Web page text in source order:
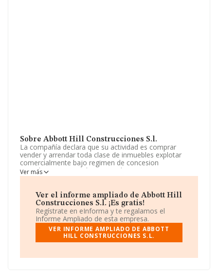
Sobre Abbott Hill Construcciones S.l.
La compañía declara que su actividad es comprar
vender y arrendar toda clase de inmuebles explotar
comercialmente bajo regimen de concesion
arrendamiento o cualquier otro bares restaurantes
cafeterías pubs salas de fiesta complejos de
Registro Mercantil como Sociedad Limitada. Su
actividad CNAE es '%cnae%' con código 4101. La
compañía no tiene actividad en mercados exteriores.
Ha contado con el mismo número de empleados y
teniendo en cuenta la información disponible en
INFORMA, ha dispuesto de un número de empleados
Ver más
Ver el informe ampliado de Abbott Hill
Construcciones S.l. ¡Es gratis!
Regístrate en eInforma y te regalamos el
Informe Ampliado de esta empresa.
VER INFORME AMPLIADO DE ABBOTT
HILL CONSTRUCCIONES S.L.